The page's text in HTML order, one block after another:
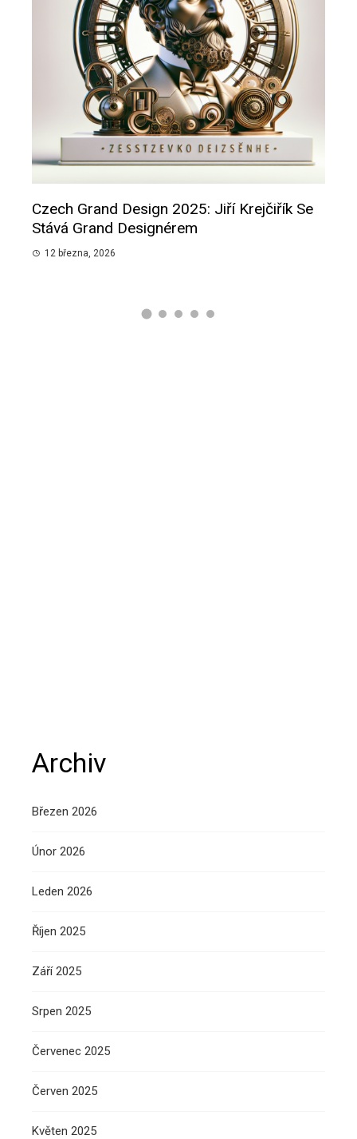
Czech Grand Design 2025: Jiří Krejčiřík Se
Stává Grand Designérem
12 března, 2026
Archiv
Březen 2026
Únor 2026
Leden 2026
Říjen 2025
Září 2025
Srpen 2025
Červenec 2025
Červen 2025
Květen 2025